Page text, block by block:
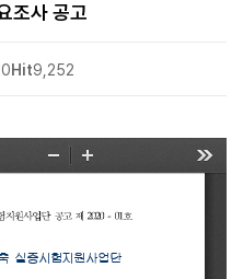
조사 공고
Hit9,252